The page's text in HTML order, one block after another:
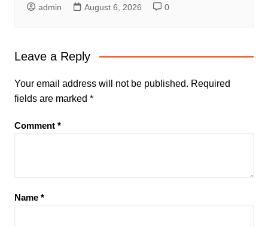
admin August 6, 2026 0
Leave a Reply
Your email address will not be published. Required
fields are marked *
Comment *
Name *